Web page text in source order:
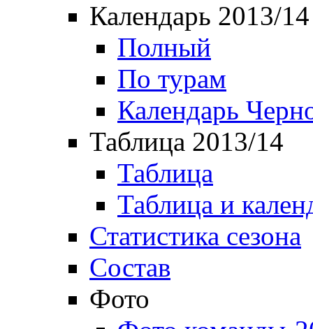
Календарь 2013/14
Полный
По турам
Календарь
Таблица 2013/14
Таблица
Таблица и
Статистика сезона
Состав
Фото